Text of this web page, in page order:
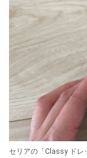
セリアの「Classy ドレ